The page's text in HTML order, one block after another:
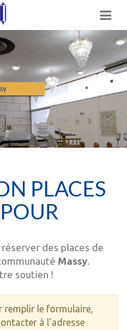
PLACES
des places de
Massy.
soutien !
remplir le formulaire,
à l'adresse